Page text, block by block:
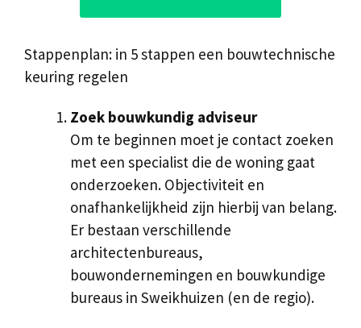
Stappenplan: in 5 stappen een bouwtechnische
keuring regelen
Zoek bouwkundig adviseur
Om te beginnen moet je contact zoeken
met een specialist die de woning gaat
onderzoeken. Objectiviteit en
onafhankelijkheid zijn hierbij van belang.
Er bestaan verschillende
architectenbureaus,
bouwondernemingen en bouwkundige
bureaus in Sweikhuizen (en de regio).